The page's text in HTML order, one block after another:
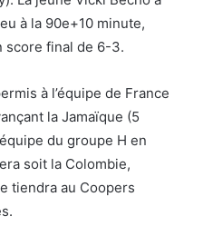
à la 90e+10 minute,
score final de 6-3.
à l’équipe de France
la Jamaïque (5
du groupe H en
soit la Colombie,
tiendra au Coopers